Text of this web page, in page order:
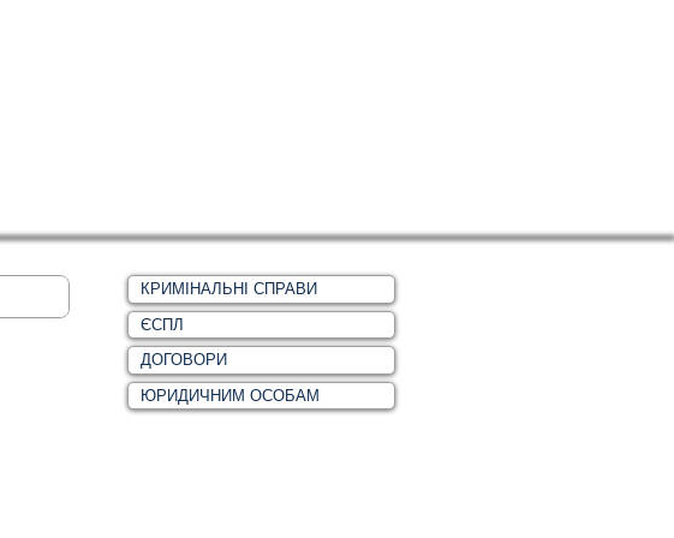
КРИМІНАЛЬНІ СПРАВИ
ЄСПЛ
ДОГОВОРИ
ЮРИДИЧНИМ ОСОБАМ